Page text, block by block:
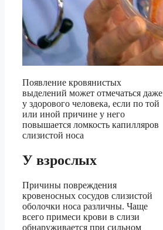
Появление кровянистых
выделений может отмечаться даже
у здорового человека, если по той
или иной причине у него
повышается ломкость капилляров
слизистой носа
У взрослых
Причины повреждения
кровеносных сосудов слизистой
оболочки носа различны. Чаще
всего примеси крови в слизи
обнаруживается при сильном